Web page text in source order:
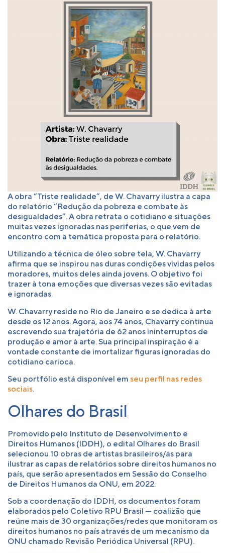
A obra “Triste realidade”, de W. Chavarry ilustra a capa
do relatório “Redução da pobreza e combate às
desigualdades”. A obra retrata o cotidiano e situações
muitas vezes ignoradas nas periferias, o que vem de
encontro com a temática proposta para o relatório.
Utilizando a técnica de óleo sobre tela, W. Chavarry
afirma que se inspirou nas duras condições vividas pelos
moradores, muitos deles ainda jovens. O objetivo foi
trazer à tona emoções que diversas vezes são evitadas
e ignoradas.
W. Chavarry reside no Rio de Janeiro e se dedica à arte
desde os 12 anos. Agora, aos 74 anos, Chavarry continua
escrevendo sua trajetória de 62 anos ininterruptos de
produção e amor à arte. Sua principal inspiração é a
vontade constante de imortalizar figuras ignoradas do
cotidiano carioca.
Seu portfólio está disponível em seu perfil nas redes
sociais.
Olhares do Brasil
Promovido pelo Instituto de Desenvolvimento e
Direitos Humanos (IDDH), o edital Olhares do Brasil
selecionou 10 obras de artistas brasileiros/as para
ilustrar as capas de relatórios sobre direitos humanos no
país, que serão apresentados em Sessão do Conselho
de Direitos Humanos da ONU, em 2022.
Sob a coordenação do IDDH, os documentos foram
elaborados pelo Coletivo RPU Brasil — coalizão que
reúne mais de 30 organizações/redes que monitoram os
direitos humanos no país através de um mecanismo da
ONU chamado Revisão Periódica Universal (RPU).